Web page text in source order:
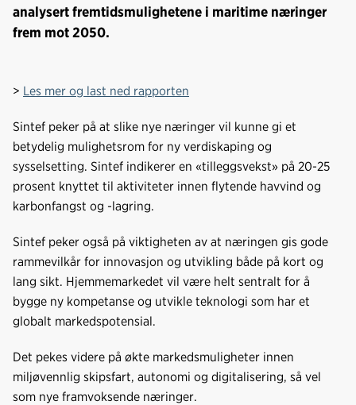
analysert fremtidsmulighetene i maritime næringer
frem mot 2050.
> Les mer og last ned rapporten
Sintef peker på at slike nye næringer vil kunne gi et
betydelig mulighetsrom for ny verdiskaping og
sysselsetting. Sintef indikerer en «tilleggsvekst» på 20-25
prosent knyttet til aktiviteter innen flytende havvind og
karbonfangst og -lagring.
Sintef peker også på viktigheten av at næringen gis gode
rammevilkår for innovasjon og utvikling både på kort og
lang sikt. Hjemmemarkedet vil være helt sentralt for å
bygge ny kompetanse og utvikle teknologi som har et
globalt markedspotensial.
Det pekes videre på økte markedsmuligheter innen
miljøvennlig skipsfart, autonomi og digitalisering, så vel
som nye framvoksende næringer.